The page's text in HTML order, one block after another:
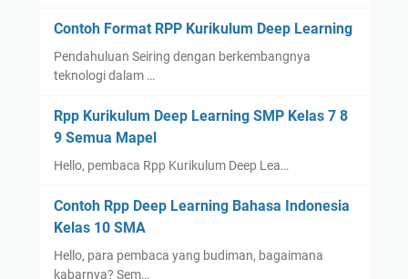
Contoh Format RPP Kurikulum Deep Learning
Pendahuluan Seiring dengan berkembangnya
teknologi dalam …
Rpp Kurikulum Deep Learning SMP Kelas 7 8
9 Semua Mapel
Hello, pembaca Rpp Kurikulum Deep Lea…
Contoh Rpp Deep Learning Bahasa Indonesia
Kelas 10 SMA
Hello, para pembaca yang budiman, bagaimana
kabarnya? Sem…